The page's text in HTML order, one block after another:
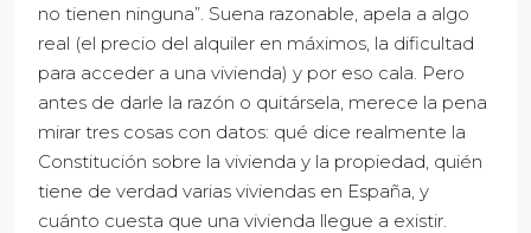
no tienen ninguna”. Suena razonable, apela a algo
real (el precio del alquiler en máximos, la dificultad
para acceder a una vivienda) y por eso cala. Pero
antes de darle la razón o quitársela, merece la pena
mirar tres cosas con datos: qué dice realmente la
Constitución sobre la vivienda y la propiedad, quién
tiene de verdad varias viviendas en España, y
cuánto cuesta que una vivienda llegue a existir.